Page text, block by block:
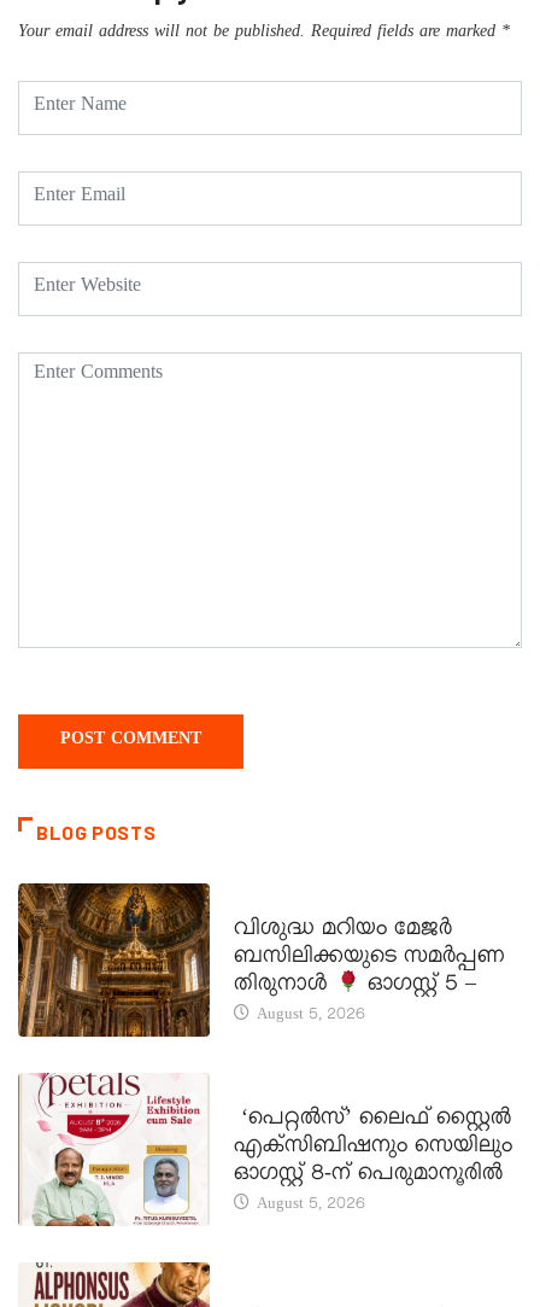
Your email address will not be published. Required fields are marked *
BLOG POSTS
വിശുദ്ധ മറിയം മേജർ
ബസിലിക്കയുടെ സമർപ്പണ
തിരുനാൾ
ഓഗസ്റ്റ് 5 –
August 5, 2026
‘പെറ്റൽസ്’ ലൈഫ് സ്റ്റൈൽ
എക്സിബിഷനും സെയിലും
ഓഗസ്റ്റ് 8-ന് പെരുമാനൂരിൽ
August 5, 2026